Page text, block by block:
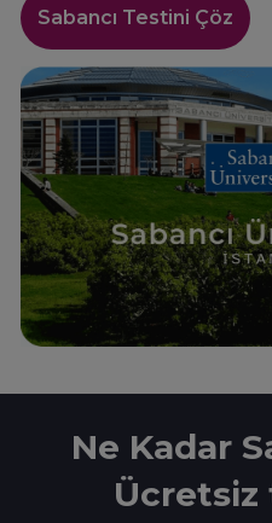
Sabancı Testini Çöz
Ne Kadar
Ücretsiz